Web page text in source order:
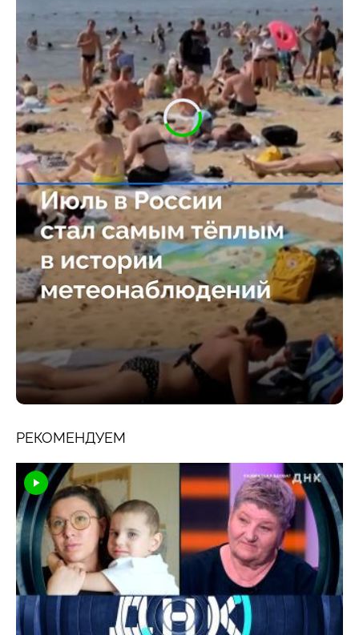
РЕКОМЕНДУЕМ